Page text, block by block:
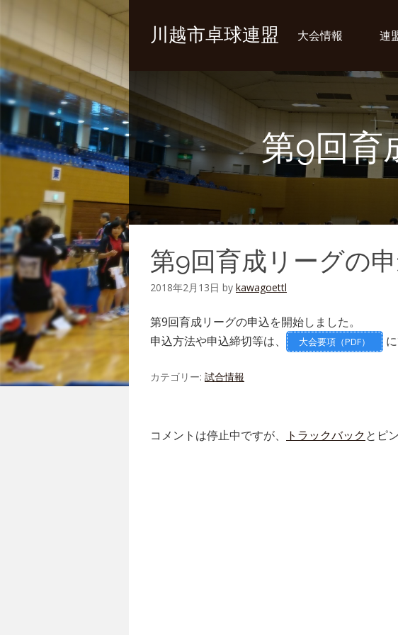
川越市卓球連盟 大会情報 連
第9回育
第9回育成リーグの
2018年2月13日 by kawagoettl
第9回育成リーグの申込を開始しました。
申込方法や申込締切等は、
大会要項（PDF）
カテゴリー: 試合情報
コメントは停止中ですが、 トラックバックとピ